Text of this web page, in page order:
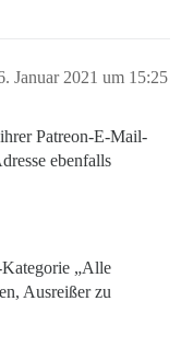
Januar 2021 um 15:25
Patreon-E-Mail-
ebenfalls
„Alle
Ausreißer zu